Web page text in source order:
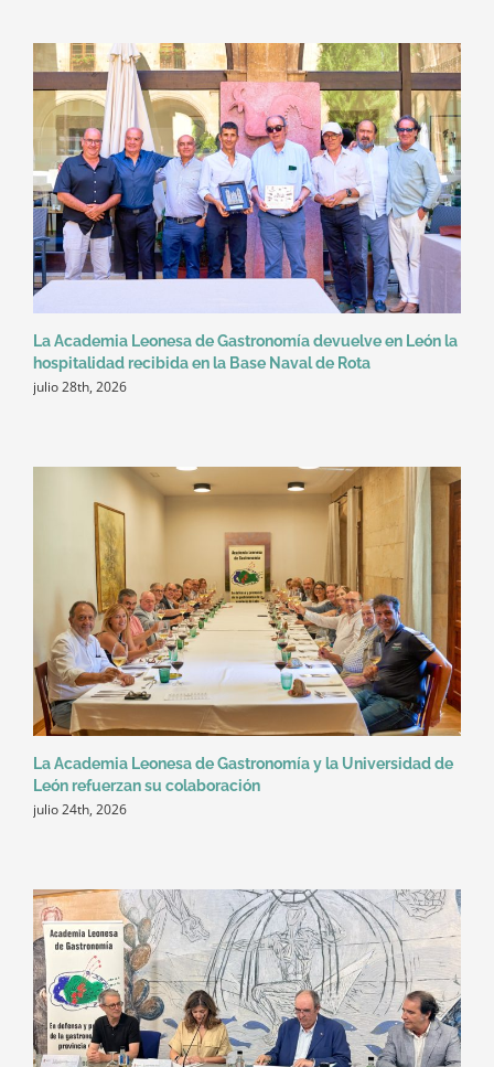
La Academia Leonesa de Gastronomía devuelve en León la
hospitalidad recibida en la Base Naval de Rota
julio 28th, 2026
La Academia Leonesa de Gastronomía y la Universidad de
León refuerzan su colaboración
julio 24th, 2026